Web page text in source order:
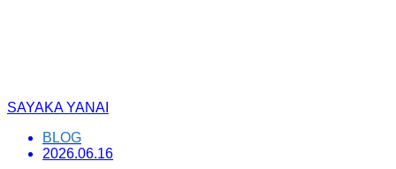
SAYAKA YANAI
BLOG
2026.06.16